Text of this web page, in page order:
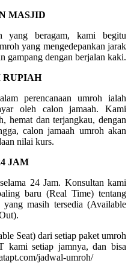
MASJID
yang beragam, kami begitu
yang mengedepankan jarak
gampang dengan berjalan kaki.
RUPIAH
perencanaan umroh ialah
oleh calon jamaah. Kami
hemat dan terjangkau, dengan
calon jamaah umroh akan
nilai kurs.
JAM
24 Jam. Konsultan kami
baru (Real Time) tentang
masih tersedia (Available
Seat) dari setiap paket umroh
kami setiap jamnya, dan bisa
jadwal-umroh/